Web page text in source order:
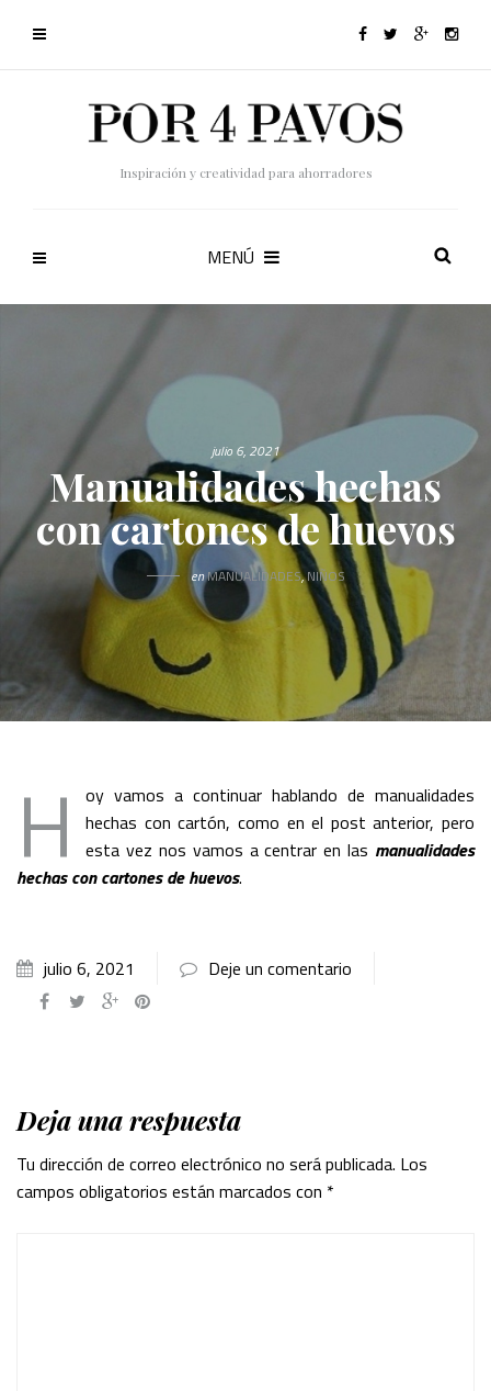
Inspiración y creatividad para ahorradores
MENÚ
julio 6, 2021
Manualidades hechas
con cartones de huevos
enMANUALIDADES,NIÑOS
H
oy vamos a continuar hablando de manualidades
hechas con cartón, como en el post anterior, pero
esta vez nos vamos a centrar en las manualidades
hechas con cartones de huevos.
julio 6, 2021 Deje un comentario
Deja una respuesta
Tu dirección de correo electrónico no será publicada. Los
campos obligatorios están marcados con *